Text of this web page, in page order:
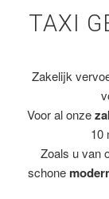
TAXI
Zakelijk
Voor al onze
10
Zoals u van
schone